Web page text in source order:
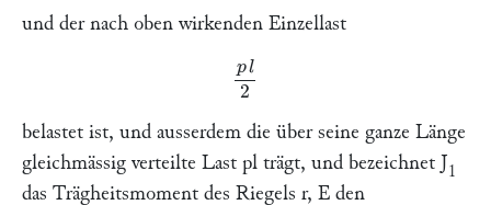
und der nach oben wirkenden Einzellast
pl 2
belastet ist, und ausserdem die über seine ganze Länge
gleichmässig verteilte Last pl trägt, und bezeichnet J1
das Trägheitsmoment des Riegels r, E den